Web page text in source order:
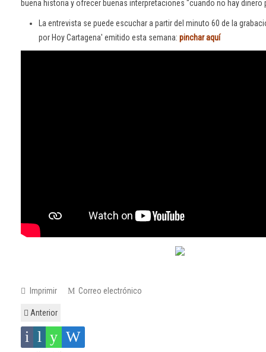
buena historia y ofrecer buenas interpretaciones "cuando no hay dinero
La entrevista se puede escuchar a partir del minuto 60 de la
por Hoy Cartagena' emitido esta semana: pinchar aquí
Imprimir Correo electrónico
Anterior